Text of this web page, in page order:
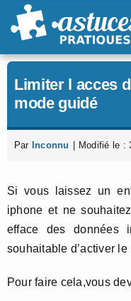
Passer
au
Limiter l acces
mode guidé
Par Inconnu Modifié le :
Si vous laissez un
iphone et ne
efface des données
souhaitable d’activer le
Pour faire cela,vous